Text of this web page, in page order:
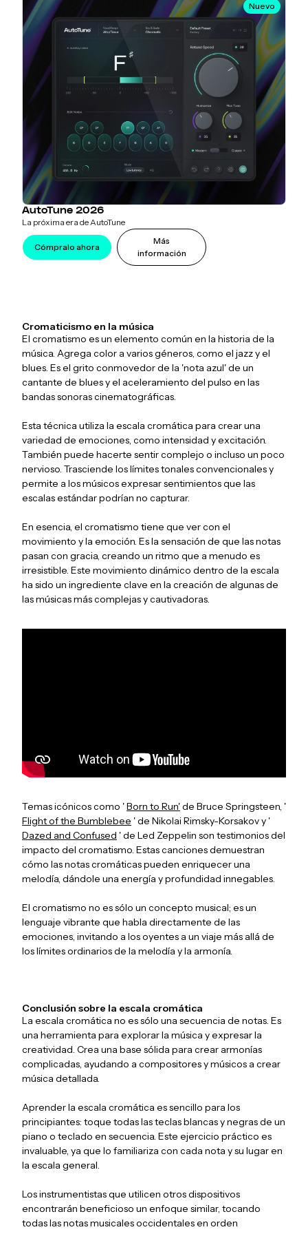
Nuevo
AutoTune 2026
La próxima era de AutoTune
Cómpralo ahora
Más
información
Cromaticismo en la música
El cromatismo es un elemento común en la historia de la
música. Agrega color a varios géneros, como el jazz y el
blues. Es el grito conmovedor de la 'nota azul' de un
cantante de blues y el aceleramiento del pulso en las
bandas sonoras cinematográficas.
Esta técnica utiliza la escala cromática para crear una
variedad de emociones, como intensidad y excitación.
También puede hacerte sentir complejo o incluso un poco
nervioso. Trasciende los límites tonales convencionales y
permite a los músicos expresar sentimientos que las
escalas estándar podrían no capturar.
En esencia, el cromatismo tiene que ver con el
movimiento y la emoción. Es la sensación de que las notas
pasan con gracia, creando un ritmo que a menudo es
irresistible. Este movimiento dinámico dentro de la escala
ha sido un ingrediente clave en la creación de algunas de
las músicas más complejas y cautivadoras.
Temas icónicos como 'Born to Run'de Bruce Springsteen, '
Flight of the Bumblebee ' de Nikolai Rimsky-Korsakov y '
Dazed and Confused ' de Led Zeppelin son testimonios del
impacto del cromatismo. Estas canciones demuestran
cómo las notas cromáticas pueden enriquecer una
melodía, dándole una energía y profundidad innegables.
El cromatismo no es sólo un concepto musical; es un
lenguaje vibrante que habla directamente de las
emociones, invitando a los oyentes a un viaje más allá de
los límites ordinarios de la melodía y la armonía.
Conclusión sobre la escala cromática
La escala cromática no es sólo una secuencia de notas. Es
una herramienta para explorar la música y expresar la
creatividad. Crea una base sólida para crear armonías
complicadas, ayudando a compositores y músicos a crear
música detallada.
Aprender la escala cromática es sencillo para los
principiantes: toque todas las teclas blancas y negras de un
piano o teclado en secuencia. Este ejercicio práctico es
invaluable, ya que lo familiariza con cada nota y su lugar en
la escala general.
Los instrumentistas que utilicen otros dispositivos
encontrarán beneficioso un enfoque similar, tocando
todas las notas musicales occidentales en orden